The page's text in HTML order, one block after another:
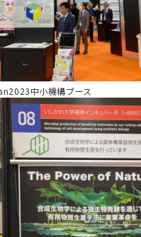
中小機構ブース